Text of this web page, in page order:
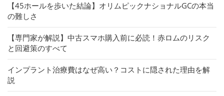
【45ホールを歩いた結論】オリムピックナショナルGCの本当
の難しさ
【専門家が解説】中古スマホ購入前に必読！赤ロムのリスク
と回避策のすべて
インプラント治療費はなぜ高い？コストに隠された理由を解
説